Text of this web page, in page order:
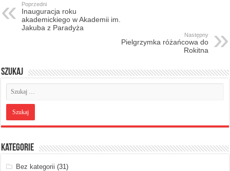
Poprzedni
Inauguracja roku
akademickiego w Akademii im.
Jakuba z Paradyża
Następny
Pielgrzymka różańcowa do
Rokitna
Szukaj
Kategorie
Bez kategorii (31)